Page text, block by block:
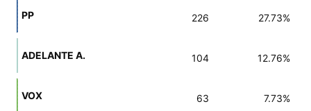
PP 226 27.73%
ADELANTE A. 104 12.76%
VOX 63 7.73%